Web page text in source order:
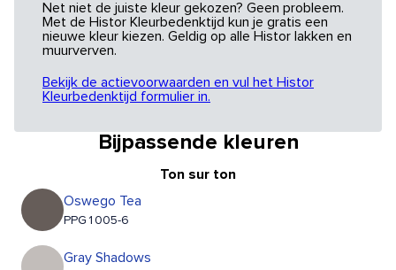
Net niet de juiste kleur gekozen? Geen probleem.
Met de Histor Kleurbedenktijd kun je gratis een
nieuwe kleur kiezen. Geldig op alle Histor lakken en
muurverven.
Bekijk de actievoorwaarden en vul het Histor
Kleurbedenktijd formulier in.
Bijpassende kleuren
Ton sur ton
Oswego Tea
PPG1005-6
Gray Shadows